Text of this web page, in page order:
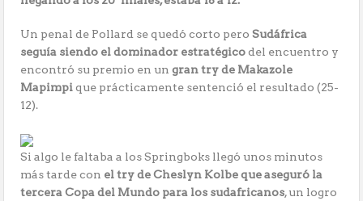
Un penal de Pollard se quedó corto peroSudáfrica
seguía siendo el dominador estratégicodel encuentro y
encontró su premio en ungran try de Makazole
Mapimpique prácticamente sentenció el resultado (25-
12).
Si algo le faltaba a los Springboks llegó unos minutos
más tarde con el try de Cheslyn Kolbe que aseguró la
tercera Copa del Mundo para los sudafricanos, un logro